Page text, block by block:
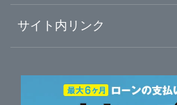
初めての中古車購入ガイド
中古車人気ランキング
ガリバーの査定が選ばれる理由
車を売る時よくある質問
車初心者まとめ
新車・中古車カタログ
サイト内リンク
サイトマップ